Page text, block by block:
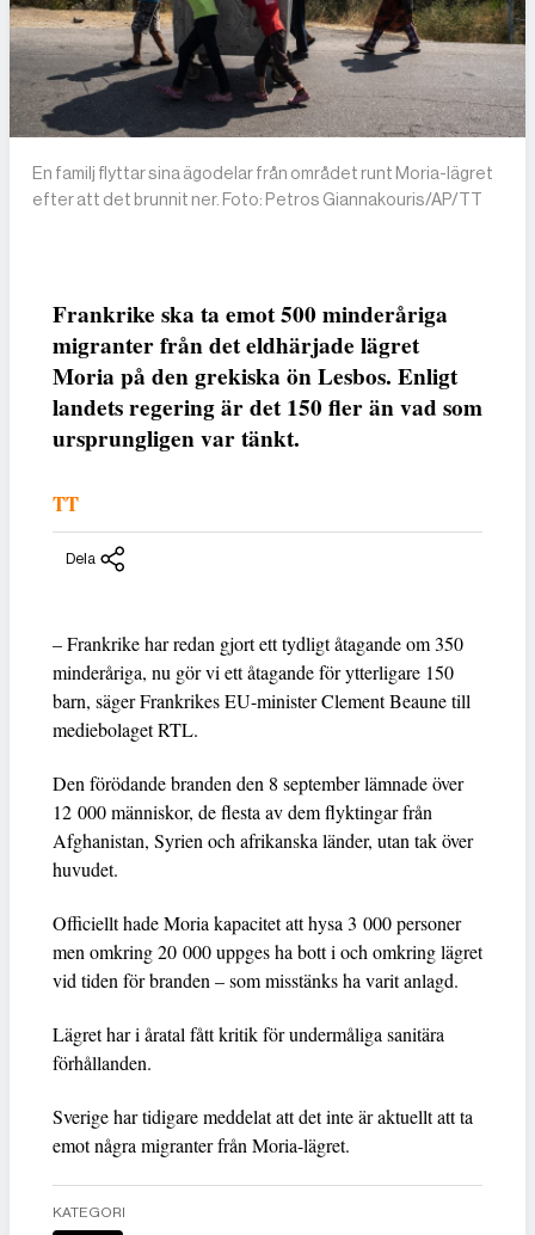
En familj flyttar sina ägodelar från området runt Moria-lägret
efter att det brunnit ner. Foto: Petros Giannakouris/AP/TT
Frankrike ska ta emot 500 minderåriga
migranter från det eldhärjade lägret
Moria på den grekiska ön Lesbos. Enligt
landets regering är det 150 fler än vad som
ursprungligen var tänkt.
TT
Dela
– Frankrike har redan gjort ett tydligt åtagande om 350
minderåriga, nu gör vi ett åtagande för ytterligare 150
barn, säger Frankrikes EU-minister Clement Beaune till
mediebolaget RTL.
Den förödande branden den 8 september lämnade över
12 000 människor, de flesta av dem flyktingar från
Afghanistan, Syrien och afrikanska länder, utan tak över
huvudet.
Officiellt hade Moria kapacitet att hysa 3 000 personer
men omkring 20 000 uppges ha bott i och omkring lägret
vid tiden för branden – som misstänks ha varit anlagd.
Lägret har i åratal fått kritik för undermåliga sanitära
förhållanden.
Sverige har tidigare meddelat att det inte är aktuellt att ta
emot några migranter från Moria-lägret.
KATEGORI